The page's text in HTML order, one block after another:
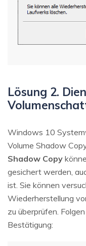
Lösung 2.
Windows 10
Volume Shadow
Shadow Copy
gesichert werden,
ist. Sie können
Wiederherstellung
zu überprüfen.
Bestätigung: